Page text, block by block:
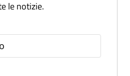
le notizie.